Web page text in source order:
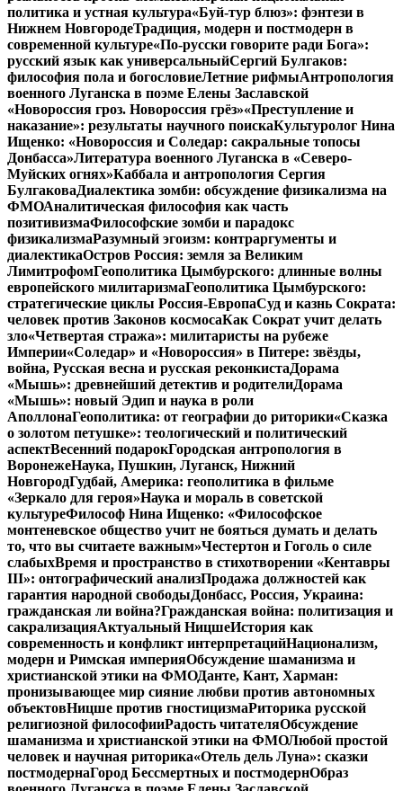
политика и устная культура«Буй-тур блюз»: фэнтези в
Нижнем НовгородеТрадиция, модерн и постмодерн в
современной культуре«По-русски говорите ради Бога»:
русский язык как универсальныйСергий Булгаков:
философия пола и богословиеЛетние рифмыАнтропология
военного Луганска в поэме Елены Заславской
«Новороссия гроз. Новороссия грёз»«Преступление и
наказание»: результаты научного поискаКультуролог Нина
Ищенко: «Новороссия и Соледар: сакральные топосы
Донбасса»Литература военного Луганска в «Северо-
Муйских огнях»Каббала и антропология Сергия
БулгаковаДиалектика зомби: обсуждение физикализма на
ФМОАналитическая философия как часть
позитивизмаФилософские зомби и парадокс
физикализмаРазумный эгоизм: контраргументы и
диалектикаОстров Россия: земля за Великим
ЛимитрофомГеополитика Цымбурского: длинные волны
европейского милитаризмаГеополитика Цымбурского:
стратегические циклы Россия-ЕвропаСуд и казнь Сократа:
человек против Законов космосаКак Сократ учит делать
зло«Четвертая стража»: милитаристы на рубеже
Империи«Соледар» и «Новороссия» в Питере: звёзды,
война, Русская весна и русская реконкистаДорама
«Мышь»: древнейший детектив и родителиДорама
«Мышь»: новый Эдип и наука в роли
АполлонаГеополитика: от географии до риторики«Сказка
о золотом петушке»: теологический и политический
аспектВесенний подарокГородская антропология в
ВоронежеНаука, Пушкин, Луганск, Нижний
НовгородГудбай, Америка: геополитика в фильме
«Зеркало для героя»Наука и мораль в советской
культуреФилософ Нина Ищенко: «Философское
монтеневское общество учит не бояться думать и делать
то, что вы считаете важным»Честертон и Гоголь о силе
слабыхВремя и пространство в стихотворении «Кентавры
III»: онтографический анализПродажа должностей как
гарантия народной свободыДонбасс, Россия, Украина:
гражданская ли война?Гражданская война: политизация и
сакрализацияАктуальный НицшеИстория как
современность и конфликт интерпретацийНационализм,
модерн и Римская империяОбсуждение шаманизма и
христианской этики на ФМОДанте, Кант, Харман:
пронизывающее мир сияние любви против автономных
объектовНицше против гностицизмаРиторика русской
религиозной философииРадость читателяОбсуждение
шаманизма и христианской этики на ФМОЛюбой простой
человек и научная риторика«Отель дель Луна»: сказки
постмодернаГород Бессмертных и постмодернОбраз